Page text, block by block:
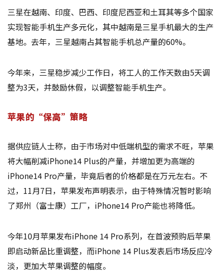
三星在越南、印度、巴西、印度尼西亚和土耳其等多个国家
实现智能手机生产多元化，其中越南是三星手机最大的生产
基地。去年，三星越南占其智能手机总产量的60%。
今年来，三星稳步减少工作日，将工人的工作天数由5天调
整为3天，并鼓励休假，以调整智能手机生产。
苹果的“保高”策略
据供应链人士称，由于市场对中低端机型的需求不旺，苹果
将大幅削减iPhone14 Plus的产量，并增加更为高端的
iPhone14 Pro产量，毕竟后者的价格都是在万元左右。不
过，11月7日，苹果发布声明表示，由于特殊情况暂时影响
了郑州（富士康）工厂，iPhone14 Pro产能也将降低。
今年10月苹果发布iPhone 14 Pro系列，在首波预购后苹果
即启动新品比重调整，而iPhone 14 Plus发表后市场反应冷
淡，更加大苹果调整的幅度。